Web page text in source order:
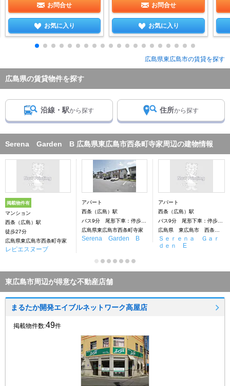
お問合せ
お気に入り
お問合せ
お気に入り
広島県東広島市の賃貸を探す
広島県の賃貸物件を探す
沿線・駅から探す 住所から探す
Serena Garden B 広島県東広島市西条町寺家周辺の建物情報
掲載物件有
マンション
西条（広島）駅
徒歩27分
広島県東広島市西条町寺家
レピエスヌーブ
アパート
西条（広島）駅
バス9分 尾形下車：停歩6分
広島県東広島市西条町寺家
Serena Garden B
アパート
西条（広島）駅
バス9分 尾形下車：停歩6分
Ｓｅｒｅｎａ Ｇａｒ
ｄｅｎ E
東広島市周辺が得意な不動産店舗
まるたか開発エイブルネットワーク高屋店
掲載物件数:49件